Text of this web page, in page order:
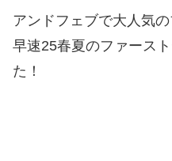
アンドフェブで大人気
早速25春夏のファース
た！